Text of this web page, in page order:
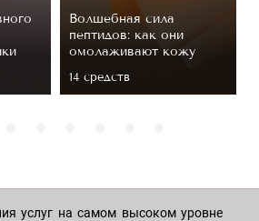
Волшебная сила
пептидов: как они
омолаживают кожу
14 средств
услуг на самом высоком уровне